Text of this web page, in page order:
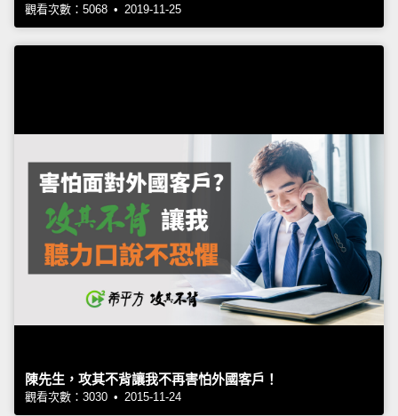
觀看次數：5068 • 2019-11-25
陳先生，攻其不背讓我不再害怕外國客戶！
觀看次數：3030 • 2015-11-24